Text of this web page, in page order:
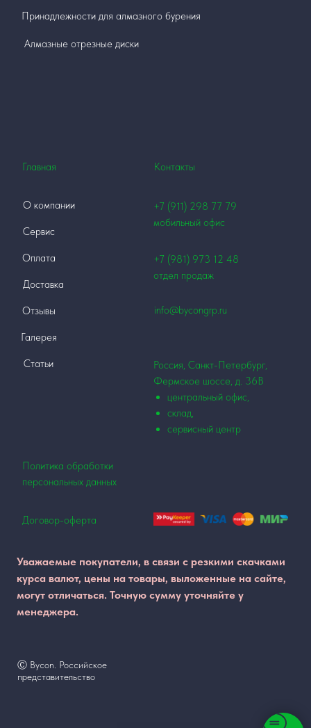
Контакты
Принадлежности для алмазного бурения
Алмазные отрезные диски
Сервис
Оплата
Доставка
Отзывы
Галерея
Статьи
О компании +7 (911) 298 77 79
мобильный офис
+7 (981) 973 12 48
отдел продаж
info@bycongrp.ru
Россия, Санкт-Петербург,
Фермское шоссе, д. 36В
центральный офис,
склад,
сервисный центр
Ⓒ Bycon. Российское
представительство
Политика обработки
персональных данных
Главная
Договор-оферта
Уважаемые покупатели, в связи с резкими скачками
курса валют, цены на товары, выложенные на сайте,
могут отличаться. Точную сумму уточняйте у
менеджера.